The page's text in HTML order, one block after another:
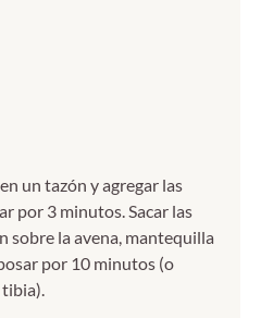
un tazón y agregar las
por 3 minutos. Sacar las
sobre la avena, mantequilla
por 10 minutos (o
tibia).